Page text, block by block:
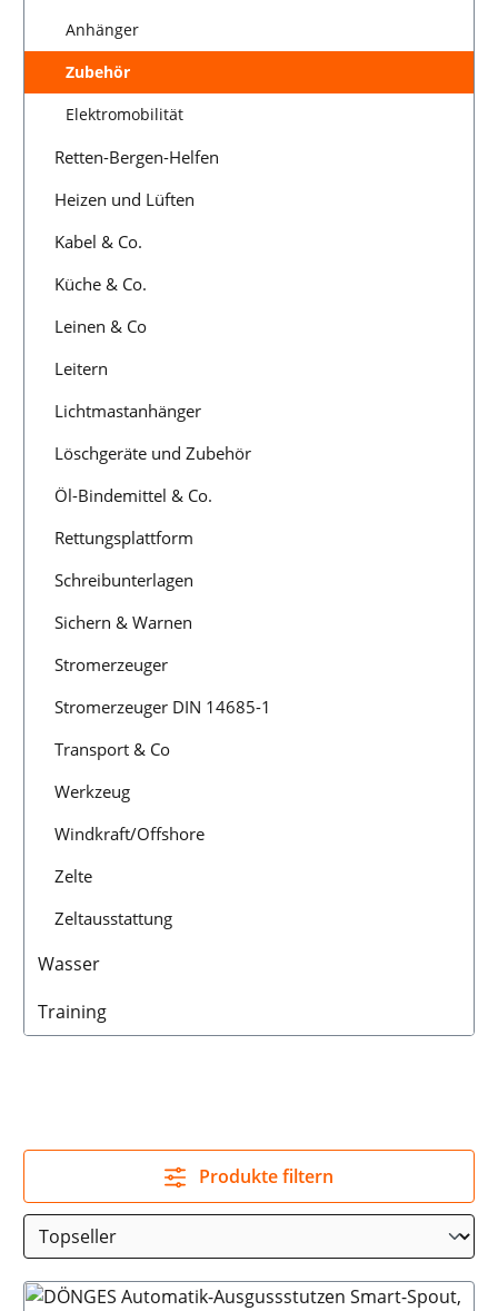
Anhänger
Zubehör
Elektromobilität
Retten-Bergen-Helfen
Heizen und Lüften
Kabel & Co.
Küche & Co.
Leinen & Co
Leitern
Lichtmastanhänger
Löschgeräte und Zubehör
Öl-Bindemittel & Co.
Rettungsplattform
Schreibunterlagen
Sichern & Warnen
Stromerzeuger
Stromerzeuger DIN 14685-1
Transport & Co
Werkzeug
Windkraft/Offshore
Zelte
Zeltausstattung
Wasser
Training
Produkte filtern